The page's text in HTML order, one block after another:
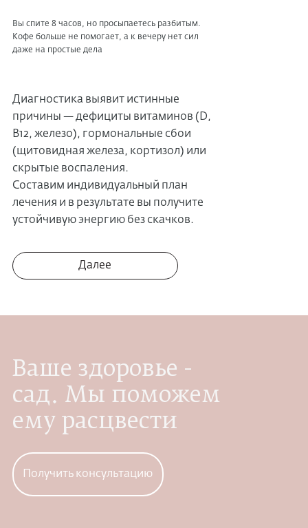
Ваше здоровье -
сад. Мы поможем
ему расцвести
Вы спите 8 часов, но просыпаетесь разбитым.
Кофе больше не помогает, а к вечеру нет сил
даже на простые дела
Диагностика выявит истинные
причины — дефициты витаминов (D,
B12, железо), гормональные сбои
(щитовидная железа, кортизол) или
скрытые воспаления.
Составим индивидуальный план
лечения и в результате вы получите
устойчивую энергию без скачков.
Далее
Получить консультацию